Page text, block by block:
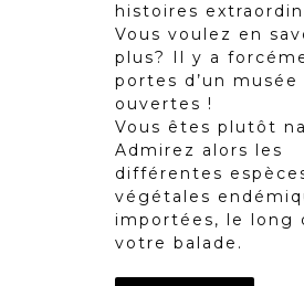
histoires
Vous voulez en
plus? Il y a
portes d’un musée
ouvertes !
Vous êtes plutôt
Admirez alors les
différentes
végétales
importées, le long
votre balade.